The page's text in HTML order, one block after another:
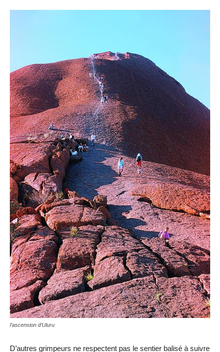
l’ascension d’Uluru
D’autres grimpeurs ne respectent pas le sentier balisé à suivre